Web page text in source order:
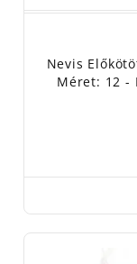
Nevis
Méret: 12 -